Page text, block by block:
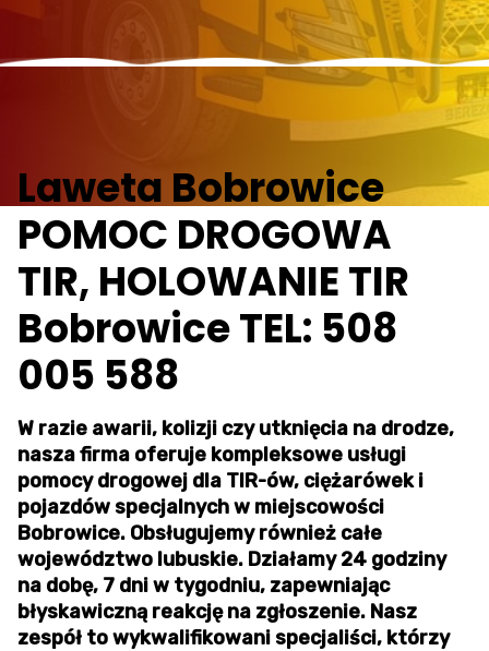
Laweta Bobrowice
POMOC DROGOWA
TIR, HOLOWANIE TIR
Bobrowice TEL: 508
005 588
W razie awarii, kolizji czy utknięcia na drodze,
nasza firma oferuje kompleksowe usługi
pomocy drogowej dla TIR-ów, ciężarówek i
pojazdów specjalnych w miejscowości
Bobrowice. Obsługujemy również całe
województwo lubuskie. Działamy 24 godziny
na dobę, 7 dni w tygodniu, zapewniając
błyskawiczną reakcję na zgłoszenie. Nasz
zespół to wykwalifikowani specjaliści, którzy